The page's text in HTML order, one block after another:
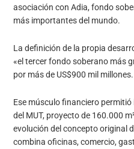
asociación con Adia, fondo
más importantes del mundo.
La definición de la propia
«el tercer fondo soberano más
por más de US$900 mil millones.
Ese músculo financiero
del MUT, proyecto de 160.000
evolución del concepto original
combina oficinas, comercio,